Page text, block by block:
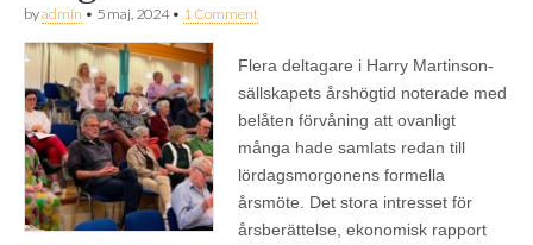
byadmin • 5 maj, 2024• 1 Comment
Flera deltagare i Harry Martinson-
sällskapets årshögtid noterade med
belåten förvåning att ovanligt
många hade samlats redan till
lördagsmorgonens formella
årsmöte. Det stora intresset för
årsberättelse, ekonomisk rapport